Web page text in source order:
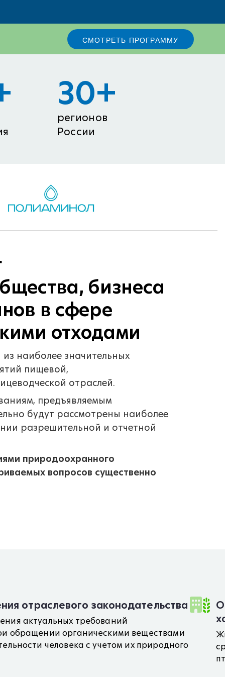
СМОТРЕТЬ ПРОГРАММУ
регионов
России
30+
бизнеса
в сфере
отходами
наиболее значительных
пищевой,
отраслей.
предъявляемым
будут рассмотрены наиболее
разрешительной и отчетной
природоохранного
вопросов существенно
отраслевого законодательства
актуальных требований
обращении органическими веществами
человека с учетом их природного